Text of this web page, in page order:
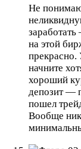
Не
на этой
прекрасно.
начните
хороший
депозит —
пошел
Вообще